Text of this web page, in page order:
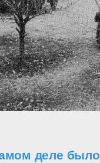
деле было